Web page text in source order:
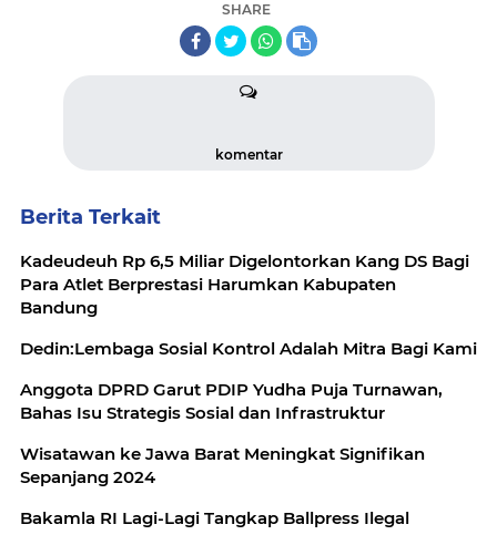
SHARE
komentar
Berita Terkait
Kadeudeuh Rp 6,5 Miliar Digelontorkan Kang DS Bagi
Para Atlet Berprestasi Harumkan Kabupaten
Bandung
Dedin:Lembaga Sosial Kontrol Adalah Mitra Bagi Kami
Anggota DPRD Garut PDIP Yudha Puja Turnawan,
Bahas Isu Strategis Sosial dan Infrastruktur
Wisatawan ke Jawa Barat Meningkat Signifikan
Sepanjang 2024
Bakamla RI Lagi-Lagi Tangkap Ballpress Ilegal